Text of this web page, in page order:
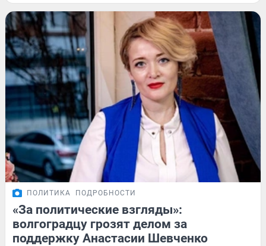
ПОЛИТИКА ПОДРОБНОСТИ
«За политические взгляды»:
волгоградцу грозят делом за
поддержку Анастасии Шевченко